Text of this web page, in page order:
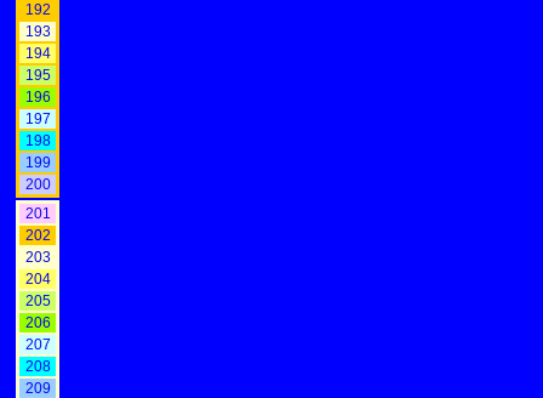
192
193
194
195
196
197
198
199
200
201
202
203
204
205
206
207
208
209